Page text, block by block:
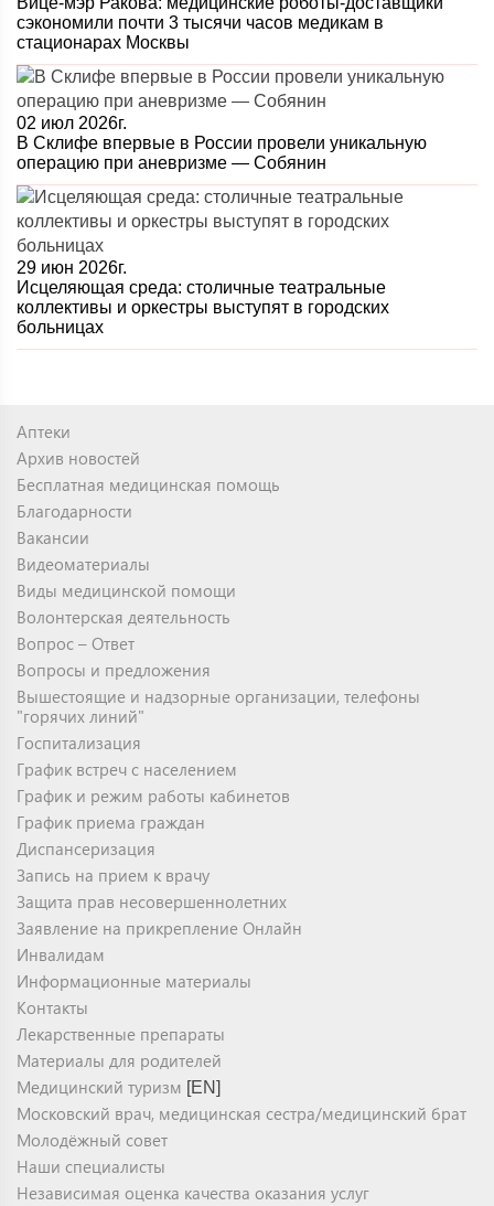
сэкономили почти 3 тысячи часов медикам в
стационарах Москвы
02 июл 2026г.
В Склифе впервые в России провели уникальную
операцию при аневризме — Собянин
29 июн 2026г.
Исцеляющая среда: столичные театральные
коллективы и оркестры выступят в городских
больницах
Аптеки
Архив новостей
Бесплатная медицинская помощь
Благодарности
Вакансии
Видеоматериалы
Виды медицинской помощи
Волонтерская деятельность
Вопрос – Ответ
Вопросы и предложения
Вышестоящие и надзорные организации, телефоны
"горячих линий"
Госпитализация
График встреч с населением
График и режим работы кабинетов
График приема граждан
Диспансеризация
Запись на прием к врачу
Защита прав несовершеннолетних
Заявление на прикрепление Онлайн
Инвалидам
Информационные материалы
Контакты
Лекарственные препараты
Материалы для родителей
Медицинский туризм [EN]
Московский врач, медицинская сестра/медицинский брат
Молодёжный совет
Наши специалисты
Независимая оценка качества оказания услуг